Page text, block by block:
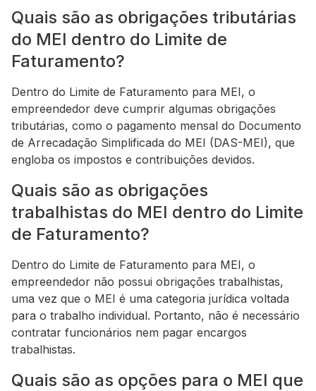
Quais são as obrigações tributárias
do MEI dentro do Limite de
Faturamento?
Dentro do Limite de Faturamento para MEI, o
empreendedor deve cumprir algumas obrigações
tributárias, como o pagamento mensal do Documento
de Arrecadação Simplificada do MEI (DAS-MEI), que
engloba os impostos e contribuições devidos.
Quais são as obrigações
trabalhistas do MEI dentro do Limite
de Faturamento?
Dentro do Limite de Faturamento para MEI, o
empreendedor não possui obrigações trabalhistas,
uma vez que o MEI é uma categoria jurídica voltada
para o trabalho individual. Portanto, não é necessário
contratar funcionários nem pagar encargos
trabalhistas.
Quais são as opções para o MEI que